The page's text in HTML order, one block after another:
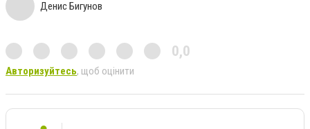
Денис Бигунов
0,0
Авторизуйтесь, щоб оцінити